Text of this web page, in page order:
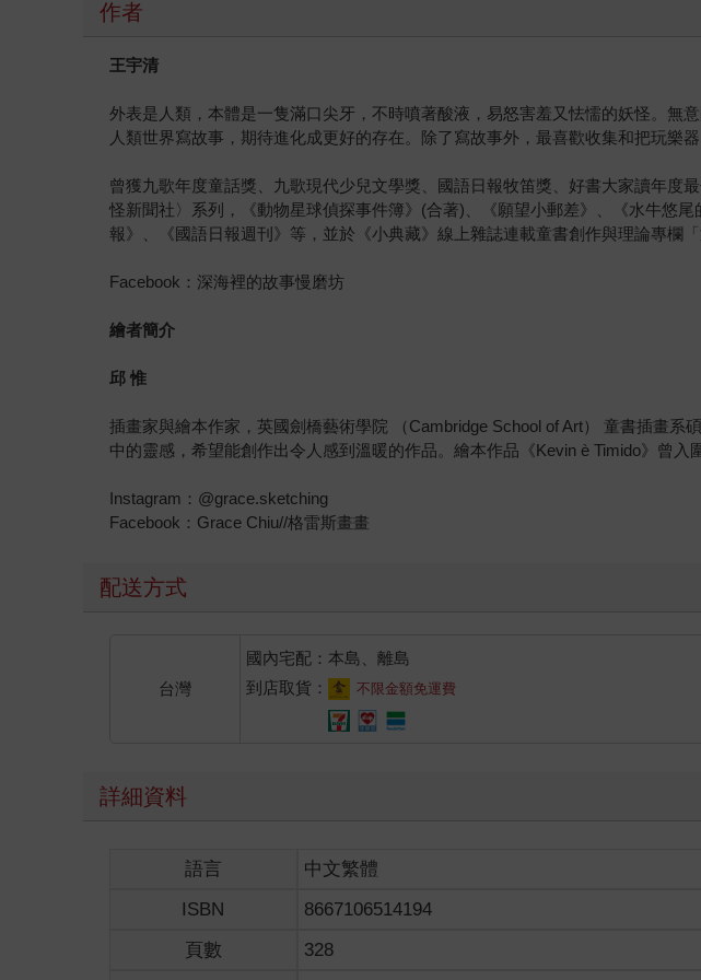
作者
王宇清
外表是人類，本體是一隻滿口尖牙，不時噴著酸液，易怒害羞又怯懦的妖怪。無
人類世界寫故事，期待進化成更好的存在。除了寫故事外，最喜歡收集和把玩樂
曾獲九歌年度童話獎、九歌現代少兒文學獎、國語日報牧笛獎、好書大家讀年度
怪新聞社〉系列，《動物星球偵探事件簿》(合著)、《願望小郵差》、《水牛悠
報》、《國語日報週刊》等，並於《小典藏》線上雜誌連載童書創作與理論專欄「
Facebook：深海裡的故事慢磨坊
繪者簡介
邱 惟
插畫家與繪本作家，英國劍橋藝術學院 （Cambridge School of Art） 童書插畫
中的靈感，希望能創作出令人感到溫暖的作品。繪本作品《Kevin è Timido》曾入
Instagram：@grace.sketching
Facebook：Grace Chiu//格雷斯畫畫
配送方式
台灣
國內宅配：本島、離島
到店取貨：
不限金額免運費
詳細資料
語言 中文繁體
ISBN
8667106514194
頁數
328